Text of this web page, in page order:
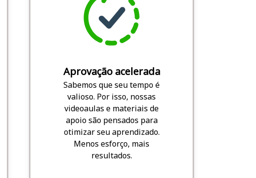
Aprovação acelerada
Sabemos que seu tempo é
valioso. Por isso, nossas
videoaulas e materiais de
apoio são pensados para
otimizar seu aprendizado.
Menos esforço, mais
resultados.